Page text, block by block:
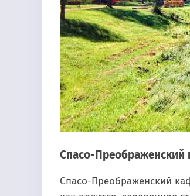
Спасо-
Спасо-Преображенский